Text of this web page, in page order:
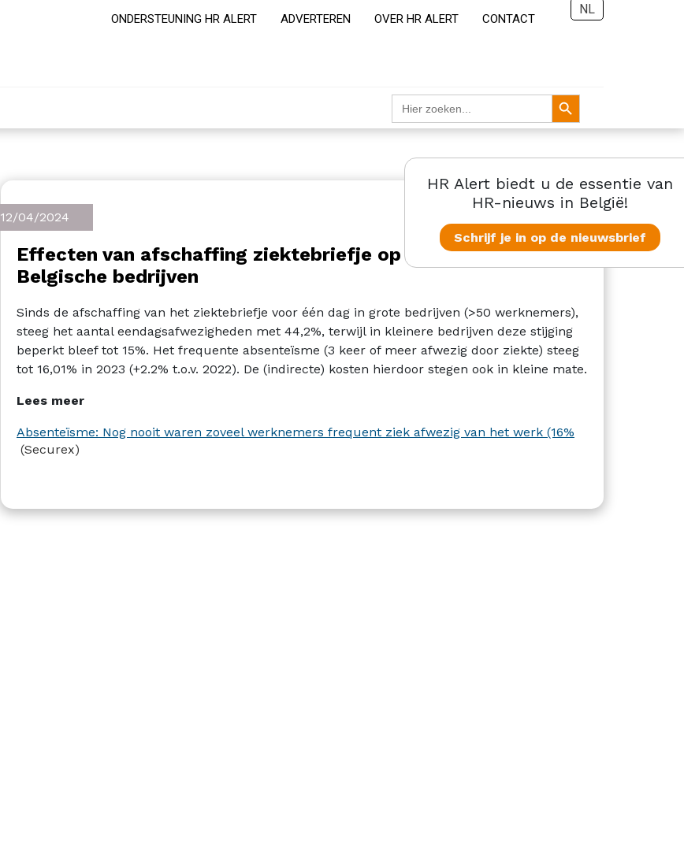
ONDERSTEUNING HR ALERT ADVERTEREN OVER HR ALERT CONTACT
NL
Zoek
naar:
Zoekknop
HR Alert biedt u de essentie van
HR-nieuws in België!
Schrijf je in op de nieuwsbrief
12/04/2024
Effecten van afschaffing ziektebriefje op absenteïsme in
Belgische bedrijven
Sinds de afschaffing van het ziektebriefje voor één dag in grote bedrijven (>50 werknemers),
steeg het aantal eendagsafwezigheden met 44,2%, terwijl in kleinere bedrijven deze stijging
beperkt bleef tot 15%. Het frequente absenteïsme (3 keer of meer afwezig door ziekte) steeg
tot 16,01% in 2023 (+2.2% t.o.v. 2022). De (indirecte) kosten hierdoor stegen ook in kleine mate.
Lees meer
Absenteïsme: Nog nooit waren zoveel werknemers frequent ziek afwezig van het werk (16%
(Securex)